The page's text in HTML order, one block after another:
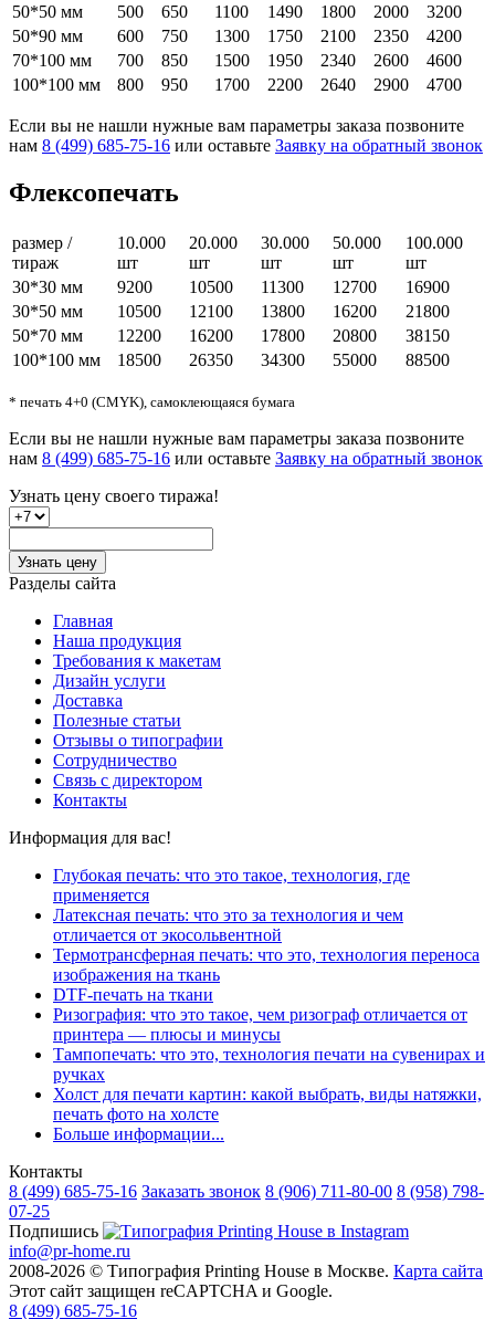
50*50 мм
500 650 1100 1490 1800 2000
3200
50*90 мм
600 750 1300 1750 2100 2350
4200
70*100 мм
700 850 1500 1950 2340 2600
4600
100*100 мм
800 950 1700 2200 2640 2900 4700
Если вы не нашли нужные вам параметры заказа позвоните
нам 8 (499) 685-75-16 или оставьте Заявку на обратный звонок
Флексопечать
размер /
тираж
10.000
шт
20.000
шт
30.000
шт
50.000
шт
100.000
шт
30*30 мм
9200 10500 11300 12700
16900
30*50 мм
10500 12100 13800 16200
21800
50*70 мм
12200 16200 17800 20800
38150
100*100 мм
18500 26350 34300 55000 88500
* печать 4+0 (CMYK), самоклеющаяся бумага
Если вы не нашли нужные вам параметры заказа позвоните
нам 8 (499) 685-75-16 или оставьте Заявку на обратный звонок
Узнать цену своего тиража!
Узнать цену
Разделы сайта
Главная
Наша продукция
Требования к макетам
Дизайн услуги
Доставка
Полезные статьи
Отзывы о типографии
Сотрудничество
Связь с директором
Контакты
Информация для вас!
Глубокая печать: что это такое, технология, где
применяется
Латексная печать: что это за технология и чем
отличается от экосольвентной
Термотрансферная печать: что это, технология переноса
изображения на ткань
DTF-печать на ткани
Ризография: что это такое, чем ризограф отличается от
принтера — плюсы и минусы
Тампопечать: что это, технология печати на сувенирах и
ручках
Холст для печати картин: какой выбрать, виды натяжки,
печать фото на холсте
Больше информации...
Контакты
8 (499) 685-75-16 Заказать звонок 8 (906) 711-80-00 8 (958) 798-
07-25
Подпишись
info@pr-home.ru
2008-2026 © Типография Printing House в Москве. Карта сайта
Этот сайт защищен reCAPTCHA и Google.
8 (499) 685-75-16